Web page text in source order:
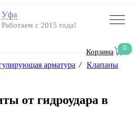
Уфа
Работаем с 2015 года!
Корзина
0
арматура / Клапаны
от гидроудара в